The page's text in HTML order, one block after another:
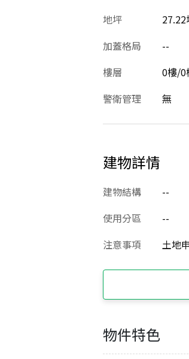
地坪 27.22
加蓋格局
--
樓層
0樓/0
警衛管理
無
建物詳情
建物結構 --
使用分區
--
注意事項
土地
物件特色